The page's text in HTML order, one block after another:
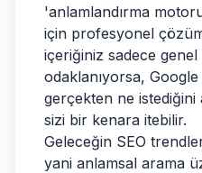
'anlamlandırma
için profesyonel
içeriğiniz sadece
odaklanıyorsa, Google
gerçekten ne istediğini
sizi bir kenara itebilir.
Geleceğin SEO
yani anlamsal arama